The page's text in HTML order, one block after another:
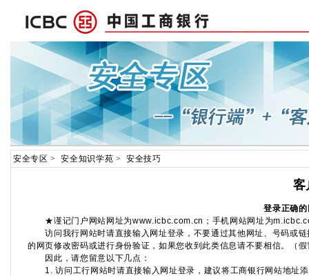
安全专区 > 安全知识学苑 > 安全技巧
客
登录正确
★谨记门户网站网址为www.icbc.com.cn；手机网站网址为
访问我行网站时请直接输入网址登录，不要通过其他网址、号码或链
的网页修改密码或进行身份验证，如果您收到此类信息请不要相信。（ 假
因此，请您留意以下几点：
1. 访问工行网站时请直接输入网址登录，建议将工商银行网站地址添